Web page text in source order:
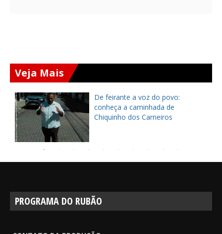
Veja Mais
De feirante a voz do povo:
conheça a caminhada de
Chiquinho dos Carneiros
PROGRAMA DO RUBÃO